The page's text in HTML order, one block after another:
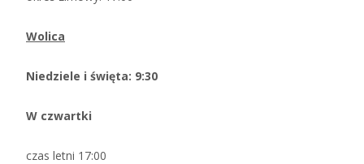
Wolica
Niedziele i święta: 9:30
W czwartki
czas letni 17:00